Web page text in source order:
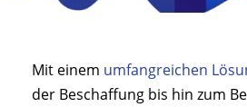
Mit einem umfangreichen
der Beschaffung bis hin zum